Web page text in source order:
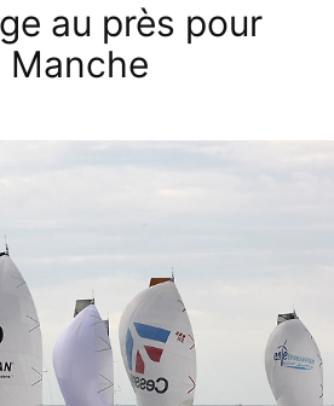
au près pour
Manche